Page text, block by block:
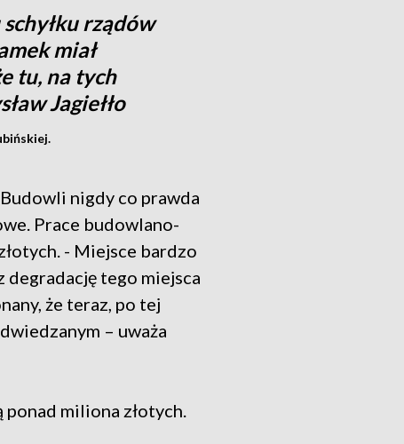
rządów
miał
tu, na tych
Jagiełło
nigdy co prawda
Prace budowlano-
- Miejsce bardzo
degradację tego miejsca
że teraz, po tej
– uważa
miliona złotych.